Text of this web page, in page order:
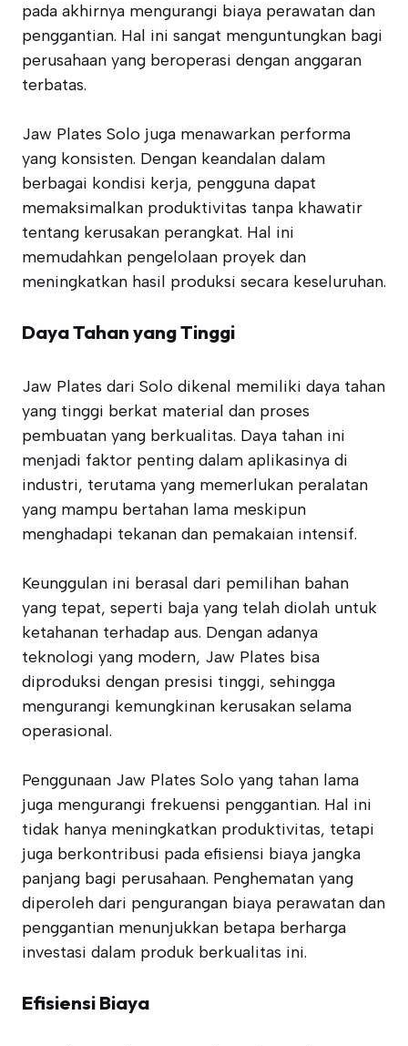
pada akhirnya mengurangi biaya perawatan dan
penggantian. Hal ini sangat menguntungkan bagi
perusahaan yang beroperasi dengan anggaran
terbatas.
Jaw Plates Solo juga menawarkan performa
yang konsisten. Dengan keandalan dalam
berbagai kondisi kerja, pengguna dapat
memaksimalkan produktivitas tanpa khawatir
tentang kerusakan perangkat. Hal ini
memudahkan pengelolaan proyek dan
meningkatkan hasil produksi secara keseluruhan.
Daya Tahan yang Tinggi
Jaw Plates dari Solo dikenal memiliki daya tahan
yang tinggi berkat material dan proses
pembuatan yang berkualitas. Daya tahan ini
menjadi faktor penting dalam aplikasinya di
industri, terutama yang memerlukan peralatan
yang mampu bertahan lama meskipun
menghadapi tekanan dan pemakaian intensif.
Keunggulan ini berasal dari pemilihan bahan
yang tepat, seperti baja yang telah diolah untuk
ketahanan terhadap aus. Dengan adanya
teknologi yang modern, Jaw Plates bisa
diproduksi dengan presisi tinggi, sehingga
mengurangi kemungkinan kerusakan selama
operasional.
Penggunaan Jaw Plates Solo yang tahan lama
juga mengurangi frekuensi penggantian. Hal ini
tidak hanya meningkatkan produktivitas, tetapi
juga berkontribusi pada efisiensi biaya jangka
panjang bagi perusahaan. Penghematan yang
diperoleh dari pengurangan biaya perawatan dan
penggantian menunjukkan betapa berharga
investasi dalam produk berkualitas ini.
Efisiensi Biaya